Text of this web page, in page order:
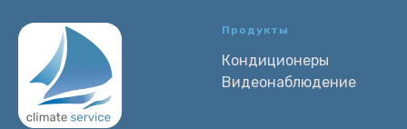
Продукты
Кондиционеры
Видеонаблюдение